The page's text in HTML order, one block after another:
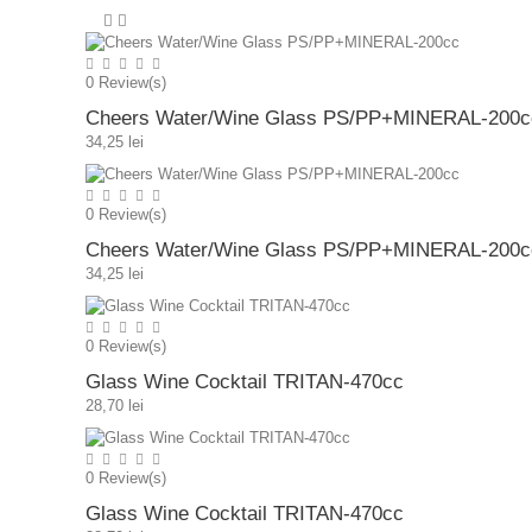
0 Review(s)
Cheers Water/Wine Glass PS/PP+MINERAL-
34,25 lei
0 Review(s)
Cheers Water/Wine Glass PS/PP+MINERAL-
34,25 lei
0 Review(s)
Glass Wine Cocktail TRITAN-470cc
28,70 lei
0 Review(s)
Glass Wine Cocktail TRITAN-470cc